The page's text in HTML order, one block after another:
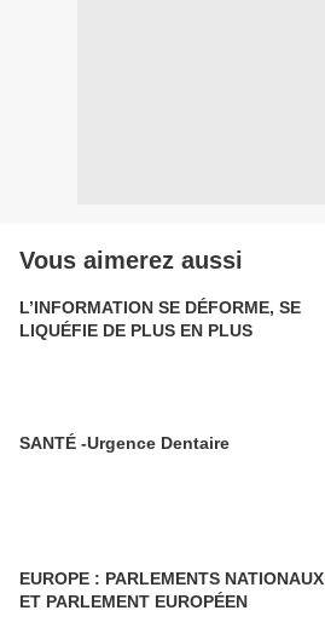
Vous aimerez aussi
L’INFORMATION SE DÉFORME, SE
LIQUÉFIE DE PLUS EN PLUS
SANTÉ -Urgence Dentaire
EUROPE : PARLEMENTS NATIONAUX
ET PARLEMENT EUROPÉEN